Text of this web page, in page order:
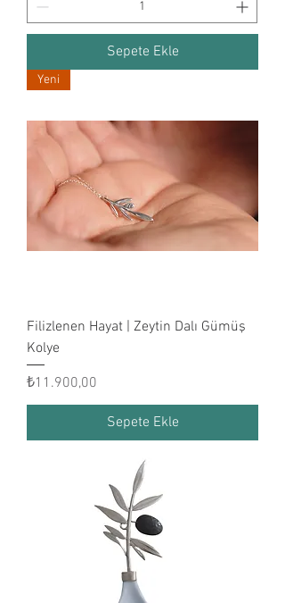
Sepete Ekle
Yeni
Filizlenen Hayat | Zeytin Dalı Gümüş
Kolye
Fiyat
₺11.900,00
Sepete Ekle